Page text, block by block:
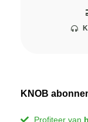
KNOB
Profiteer van